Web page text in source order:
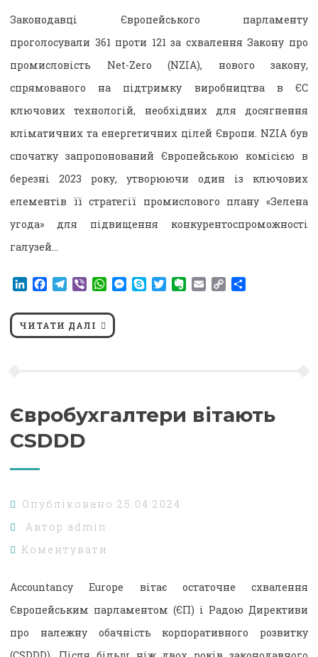
Законодавці Європейського парламенту
проголосували 361 проти 121 за схвалення Закону про
промисловість Net-Zero (NZIA), нового закону,
спрямованого на підтримку виробництва в ЄС
ключових технологій, необхідних для досягнення
кліматичних та енергетичних цілей Європи. NZIA був
спочатку запропонований Європейською комісією в
березні 2023 року, утворюючи один із ключових
елементів її стратегії промислового плану «Зелена
угода» для підвищення конкурентоспроможності
галузей…
LinkedIn
Facebook
Telegram
ViberWhatsApp
Messenger
SkypeTwitterEvernote
EmailCopy
ЧИТАТИ ДАЛІ
Євробухгалтери вітають
CSDDD
Опубліковано 25.04.2024
Автор admin
Коментувати
Accountancy Europe вітає остаточне схвалення
Європейським парламентом (ЄП) і Радою Директиви
про належну обачність корпоративного розвитку